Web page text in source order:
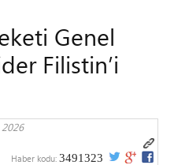
Genel
Filistin’i
Haber kodu: 3491323